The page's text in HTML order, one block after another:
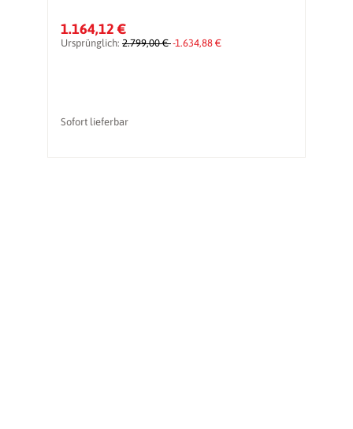
1.164,12 €
Ursprünglich: 2.799,00 €-1.634,88 €
Sofort lieferbar